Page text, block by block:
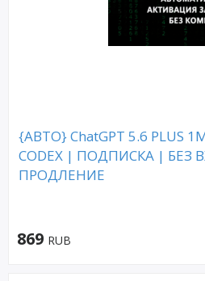
{АВТО} ChatGPT 5.6 PLUS
CODEX | ПОДПИСКА | БЕЗ
ПРОДЛЕНИЕ
869 RUB